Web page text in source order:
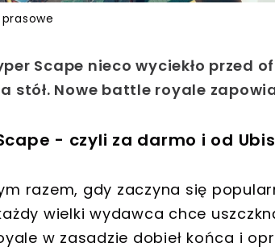
Scape nieco wyciekło przed
stół. Nowe battle royale
- czyli za darmo i od
razem, gdy zaczyna się
wielki wydawca chce
w zasadzie dobieł końca i